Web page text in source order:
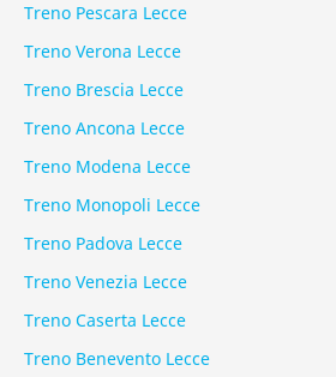
Treno Pescara Lecce
Treno Verona Lecce
Treno Brescia Lecce
Treno Ancona Lecce
Treno Modena Lecce
Treno Monopoli Lecce
Treno Padova Lecce
Treno Venezia Lecce
Treno Caserta Lecce
Treno Benevento Lecce